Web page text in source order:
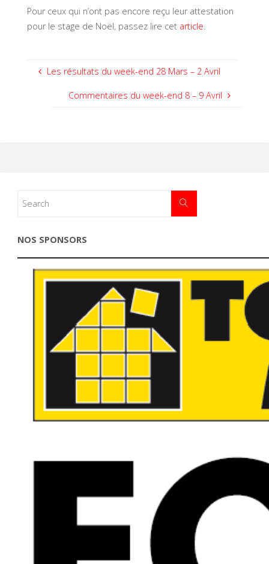
Pour ceux qui n’ont pas encore reçu leur attestation
pour le stage de Noël, passez lire cet article
Les résultats du week-end 28 Mars – 2 Avril
Commentaires du week-end 8 – 9 Avril
NOS SPONSORS